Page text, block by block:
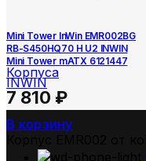
Mini Tower InWin EMR002BG
RB-S450HQ70 H U2 INWIN
Mini Tower mATX 6121447
Корпуса
INWIN
7 810 ₽
В корзину